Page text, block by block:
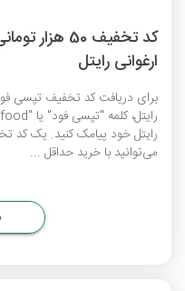
کد تخفیف
ارغوانی رایتل
برای دریافت کد تخفیف تپسی
رایتل خود پیامک کنید. یک کد
می‌توانید با خرید حداقل ...